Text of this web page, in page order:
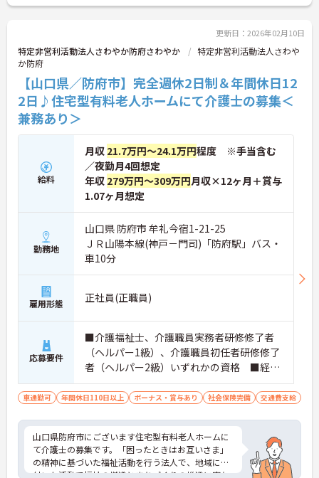
更新日：2026年02月10日
特定非営利活動法人さわやか防府さわやか
特定非営利活動法人さわや
か防府
【山口県／防府市】完全週休2日制＆年間休日12
2日♪住宅型有料老人ホームにて介護士の募集＜
兼務あり＞
給料
月収 21.7万円～24.1万円程度 ※手当含む
／夜勤月4回想定
年収 279万円～309万円月収×12ヶ月＋賞与
1.07ヶ月想定
勤務地
山口県 防府市 牟礼今宿1-21-25
ＪＲ山陽本線(神戸－門司)「防府駅」バス・
車10分
雇用形態 正社員(正職員)
応募要件
■介護福祉士、介護職員実務者研修修了者
（ヘルパー1級）、介護職員初任者研修修了
者（ヘルパー2級）いずれかの資格 ■経験
不問 ■普通自動車運転免許（AT限定可）
あれば尚可 ■必要なPCスキル：スマホで
対応）
車通勤可 年間休日110日以上 ボーナス・賞与あり 社会保険完備 交通費支給
山口県防府市にございます住宅型有料老人ホームに
て介護士の募集です。「困ったときはお互いさま」
の精神に基づいた福祉活動を行う法人で、地域に根
付いた活動で福祉の増進とまちづくりの推進に寄与